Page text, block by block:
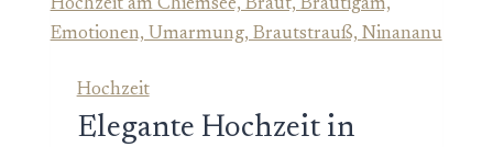
Moderne
Hochzeit
Flair
Hochzeit
Elegante Hochzeit in